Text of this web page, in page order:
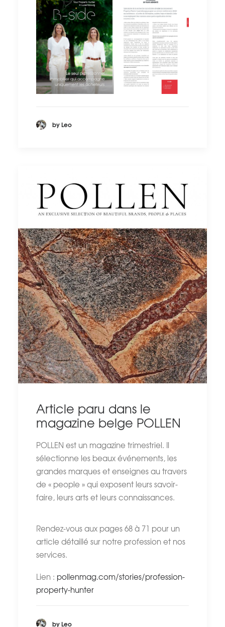
by Leo
Article paru dans le
magazine belge POLLEN
POLLEN est un magazine trimestriel. Il
sélectionne les beaux événements, les
grandes marques et enseignes au travers
de « people » qui exposent leurs savoir-
faire, leurs arts et leurs connaissances.
Rendez-vous aux pages 68 à 71 pour un
article détaillé sur notre profession et nos
services.
Lien : pollenmag.com/stories/profession-
property-hunter
by Leo